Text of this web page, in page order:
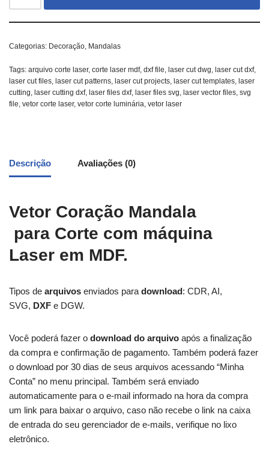
Categorias: Decoração Mandalas
Tags: arquivo corte laser, corte laser mdf, dxf file laser cut dwg laser cut dxf,
laser cut files laser cut patterns laser cut projects laser cut templates laser
cutting laser cutting dxf, laser files dxf, laser files svg laser vector files svg
file vetor corte laser, vetor corte luminária vetor laser
Descrição Avaliações (0)
Vetor Coração Mandala
para Corte com máquina
Laser em MDF.
Tipos de arquivos enviados para download: CDR, AI,
SVG, DXF e DGW.
Você poderá fazer o download do arquivo após a finalização
da compra e confirmação de pagamento. Também poderá fazer
o download por 30 dias de seus arquivos acessando “Minha
Conta” no menu principal. Também será enviado
automaticamente para o e-mail informado na hora da compra
um link para baixar o arquivo, caso não recebe o link na caixa
de entrada do seu gerenciador de e-mails, verifique no lixo
eletrônico.